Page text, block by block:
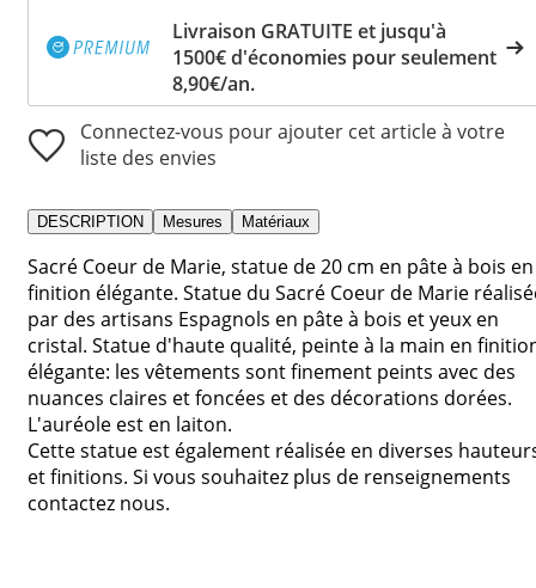
Livraison GRATUITE et jusqu'à
1500€ d'économies pour seulement
8,90€/an.
Connectez-vous pour ajouter cet article à votre
liste des envies
DESCRIPTION Mesures Matériaux
Sacré Coeur de Marie, statue de 20 cm en pâte à bois en
finition élégante. Statue du Sacré Coeur de Marie
par des artisans Espagnols en pâte à bois et yeux en
cristal. Statue d'haute qualité, peinte à la main en
élégante: les vêtements sont finement peints avec des
nuances claires et foncées et des décorations dorées.
L'auréole est en laiton.
Cette statue est également réalisée en diverses
et finitions. Si vous souhaitez plus de renseignements
contactez nous.